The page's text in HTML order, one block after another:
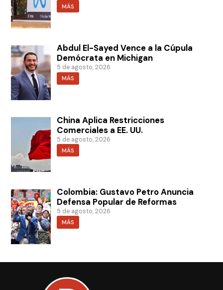
MÁS
Abdul El-Sayed Vence a la Cúpula
Demócrata en Michigan
5 de agosto, 2026
MÁS
China Aplica Restricciones
Comerciales a EE. UU.
5 de agosto, 2026
MÁS
Colombia: Gustavo Petro Anuncia
Defensa Popular de Reformas
5 de agosto, 2026
MÁS